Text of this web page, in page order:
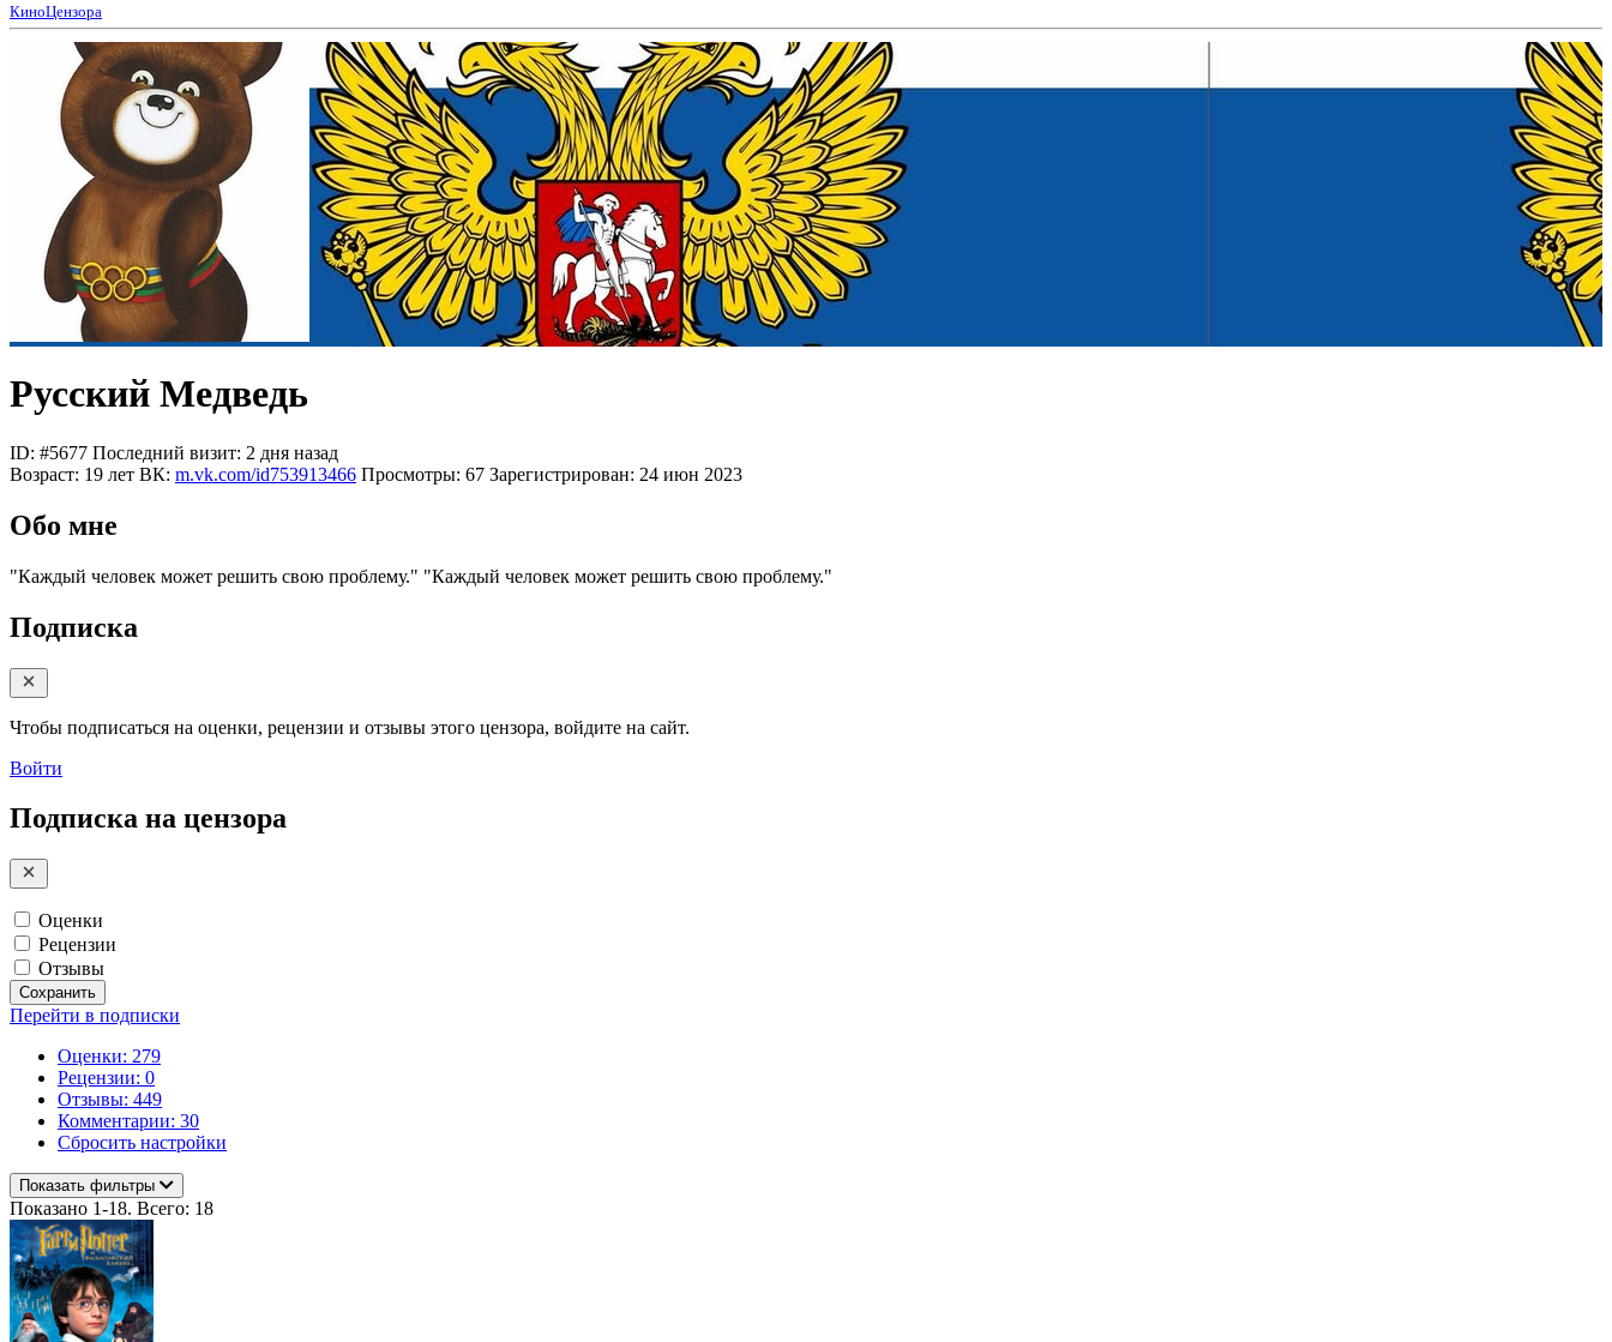
КиноЦензора
Русский Медведь
ID: #5677 Последний визит: 2 дня назад
Возраст: 19 лет ВК: m.vk.com/id753913466 Просмотры: 67 Зарегистрирован: 24 июн 2023
Обо мне
"Каждый человек может решить свою проблему." "Каждый человек может решить свою проблему."
Подписка
Чтобы подписаться на оценки, рецензии и отзывы этого цензора, войдите на сайт.
Войти
Подписка на цензора
Оценки
Рецензии
Отзывы
Сохранить
Перейти в подписки
Оценки: 279
Рецензии: 0
Отзывы: 449
Комментарии: 30
Сбросить настройки
Показать фильтры
Показано 1-18. Всего: 18